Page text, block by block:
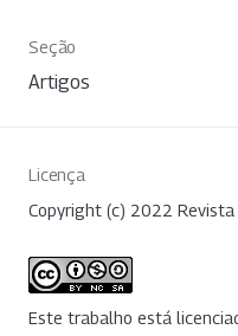
Seção
Artigos
Licença
Copyright (c) 2022
Este trabalho está